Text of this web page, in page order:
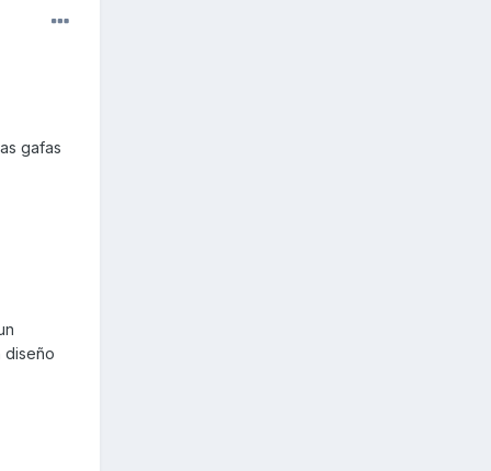
gafas
diseño